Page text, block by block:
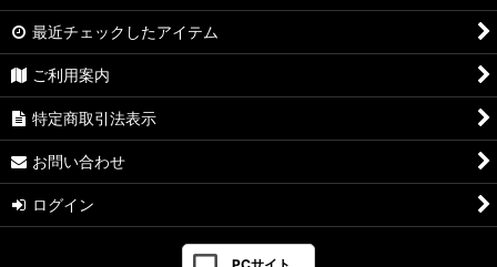
最近チェックしたアイテム
ご利用案内
特定商取引法表示
お問い合わせ
ログイン